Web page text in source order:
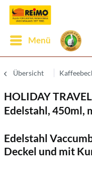
Menü
Übersicht
HOLIDAY
Edelstahl, 450ml,
Edelstahl
Deckel und mit